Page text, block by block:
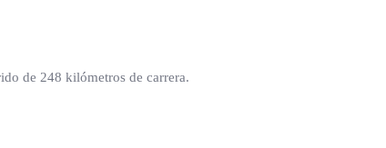
de 248 kilómetros de carrera.